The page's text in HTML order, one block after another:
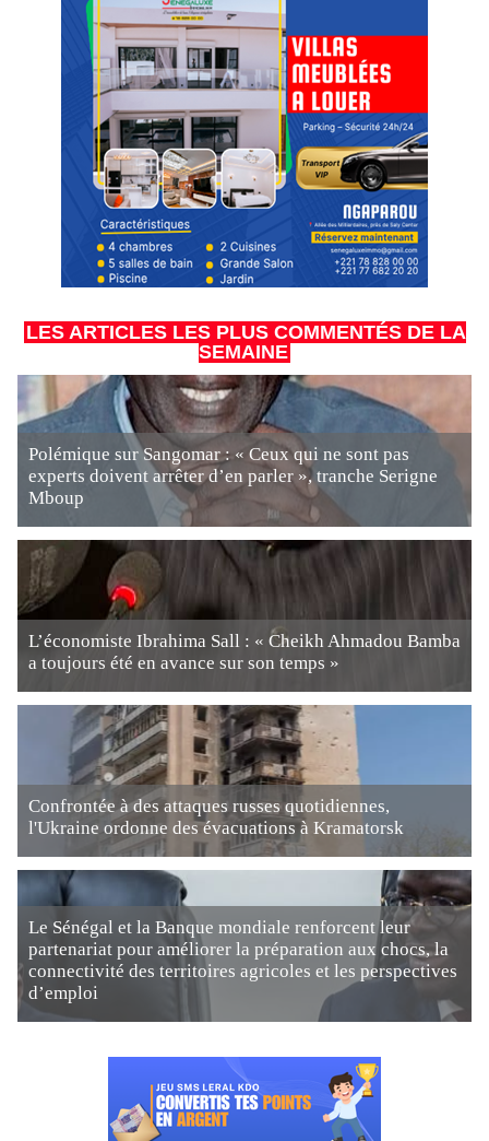
LES ARTICLES LES PLUS COMMENTÉS DE LA
SEMAINE
Polémique sur Sangomar : « Ceux qui ne sont pas
experts doivent arrêter d’en parler », tranche Serigne
Mboup
L’économiste Ibrahima Sall : « Cheikh Ahmadou Bamba
a toujours été en avance sur son temps »
Confrontée à des attaques russes quotidiennes,
l'Ukraine ordonne des évacuations à Kramatorsk
Le Sénégal et la Banque mondiale renforcent leur
partenariat pour améliorer la préparation aux chocs, la
connectivité des territoires agricoles et les perspectives
d’emploi